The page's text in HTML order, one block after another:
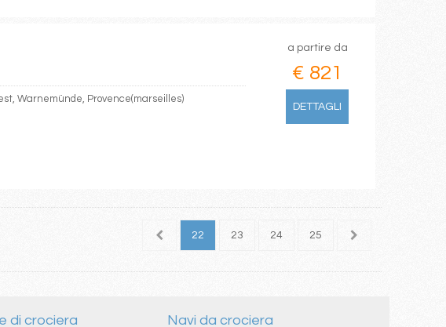
Warnemünde, Provence(marseilles)
a partire da
€ 821
DETTAGLI
21 22 23 24 25 26
di crociera Navi da crociera